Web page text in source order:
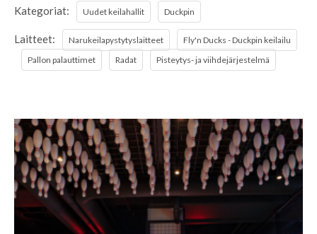
Kategoriat: Uudet keilahallit Duckpin
Laitteet: Narukeilapystytyslaitteet
Fly'n Ducks - Duckpin keilailu
Pallon palauttimet
Radat Pisteytys- ja viihdejärjestelmä